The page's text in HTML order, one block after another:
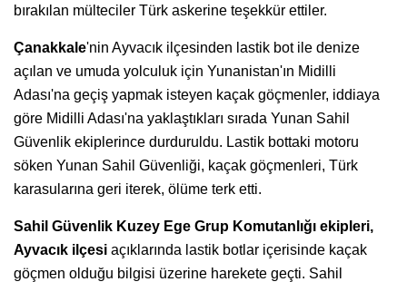
bırakılan mülteciler Türk askerine teşekkür ettiler.
Çanakkale'nin Ayvacık ilçesinden lastik bot ile denize
açılan ve umuda yolculuk için Yunanistan'ın Midilli
Adası'na geçiş yapmak isteyen kaçak göçmenler, iddiaya
göre Midilli Adası'na yaklaştıkları sırada Yunan Sahil
Güvenlik ekiplerince durduruldu. Lastik bottaki motoru
söken Yunan Sahil Güvenliği, kaçak göçmenleri, Türk
karasularına geri iterek, ölüme terk etti.
Sahil Güvenlik Kuzey Ege Grup Komutanlığı ekipleri,
Ayvacık ilçesi açıklarında lastik botlar içerisinde kaçak
göçmen olduğu bilgisi üzerine harekete geçti. Sahil